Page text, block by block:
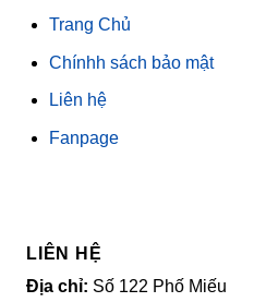
Trang Chủ
Chínhh sách bảo mật
Liên hệ
Fanpage
LIÊN HỆ
Địa chỉ: Số 122 Phố Miếu